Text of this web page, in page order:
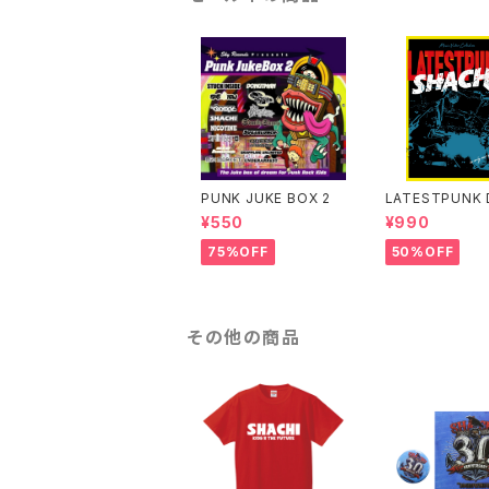
PUNK JUKE BOX 2
¥550
75%OFF
LATESTPUNK
¥990
50%OFF
その他の商品